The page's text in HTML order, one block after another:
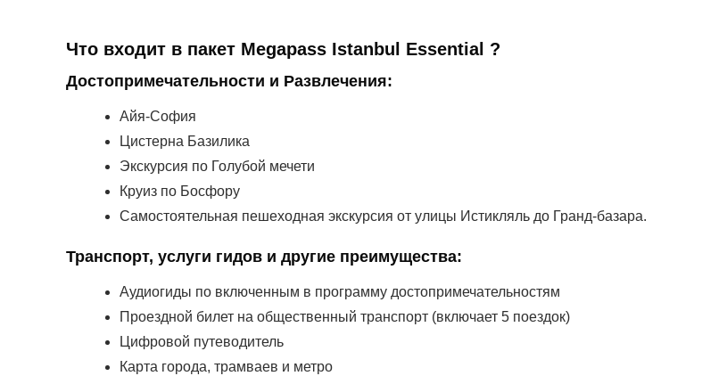
Что входит в пакет Megapass Istanbul Essential ?
Достопримечательности и Развлечения:
Айя-София
Цистерна Базилика
Экскурсия по Голубой мечети
Круиз по Босфору
Самостоятельная пешеходная экскурсия от улицы Истикляль до Гранд-базара.
Транспорт, услуги гидов и другие преимущества:
Аудиогиды по включенным в программу достопримечательностям
Проездной билет на общественный транспорт (включает 5 поездок)
Цифровой путеводитель
Карта города, трамваев и метро